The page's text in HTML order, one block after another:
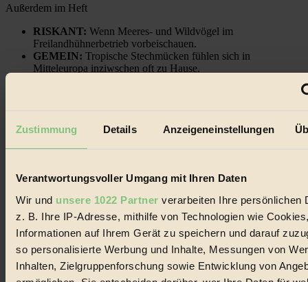
Zustimmung Details Anzeigeneinstellungen
Verantwortungsvoller Umgang mit Ihren Daten
Wir und unsere 1022 Partner verarbeiten Ihre persönlichen
z. B. Ihre IP-Adresse, mithilfe von Technologien wie
Informationen auf Ihrem Gerät zu speichern und darauf
so personalisierte Werbung und Inhalte, Messungen von
Inhalten, Zielgruppenforschung sowie Entwicklung von
Außerdem im Heft
RISKANT: Wenn Meeres- und Wildvögel im
Freilandhühnerbetrieb vorbeischauen.
GEMEIN: Tropische Stechmücken fühlen sich in
Mitteleuropa inziwschen oft zu Hause.
Der BIORAMA-Newsletter
Erhalte in regelmäßigen Abständen die aktuellsten Artikel,
Gewinnspiele & Ausgaben übersichtlich aufbereitet vom
BIORAMA-Magazin per E-Mail.
Jetzt eintragen: